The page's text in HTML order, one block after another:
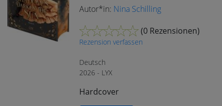
Autor*in: Nina Schilling
(0 Rezensionen)
Rezension verfassen
Deutsch
2026 - LYX
Hardcover